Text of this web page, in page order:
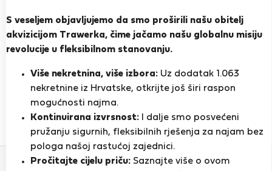
S veseljem objavljujemo da smo proširili našu obitelj
akvizicijom Trawerka, čime jačamo našu globalnu misiju
revolucije u fleksibilnom stanovanju.
Više nekretnina, više izbora: Uz dodatak 1.063
nekretnine iz Hrvatske, otkrijte još širi raspon
mogućnosti najma.
Kontinuirana izvrsnost: I dalje smo posvećeni
pružanju sigurnih, fleksibilnih rješenja za najam bez
pologa našoj rastućoj zajednici.
Pročitajte cijelu priču: Saznajte više o ovom
Iskusan domaćin
PRIKAŽI ŽIVOTOPIS
Ocjena i reference
3
Ponude
1